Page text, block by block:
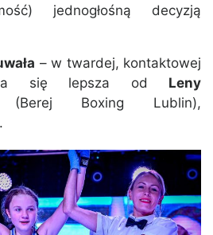
jednogłośną decyzją
– w twardej, kontaktowej
się lepsza od Leny
Boxing Lublin),
.